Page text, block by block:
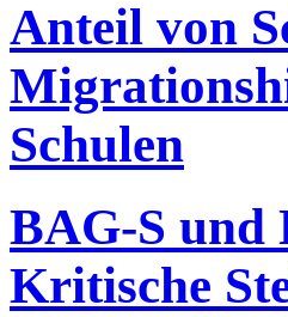
Anteil von
Schulen
BAG-S und
Kritische